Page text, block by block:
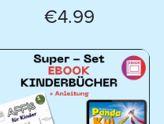
€4.99